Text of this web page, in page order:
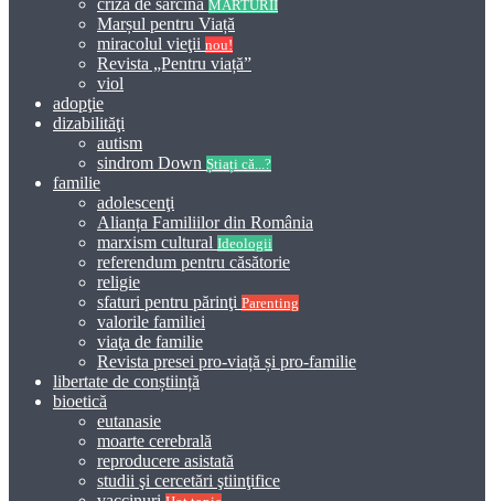
criza de sarcină MĂRTURII
Marșul pentru Viață
miracolul vieţii nou!
Revista „Pentru viață”
viol
adopţie
dizabilităţi
autism
sindrom Down Știați că...?
familie
adolescenţi
Alianța Familiilor din România
marxism cultural Ideologii
referendum pentru căsătorie
religie
sfaturi pentru părinţi Parenting
valorile familiei
viaţa de familie
Revista presei pro-viață și pro-familie
libertate de conștiință
bioetică
eutanasie
moarte cerebrală
reproducere asistată
studii şi cercetări ştiinţifice